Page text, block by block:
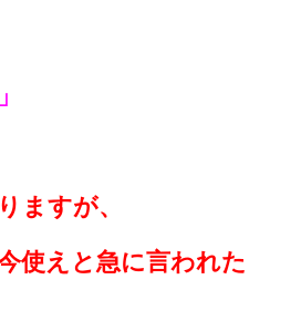
ますが、
使えと急に言われた